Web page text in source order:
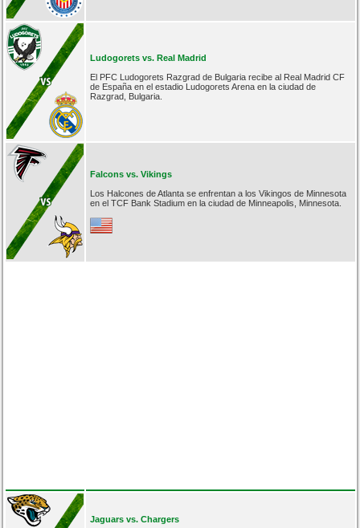
Ludogorets vs. Real Madrid
El PFC Ludogorets Razgrad de Bulgaria recibe al Real Madrid CF
de España en el estadio Ludogorets Arena en la ciudad de
Razgrad, Bulgaria.
Falcons vs. Vikings
Los Halcones de Atlanta se enfrentan a los Vikingos de Minnesota
en el TCF Bank Stadium en la ciudad de Minneapolis, Minnesota.
Jaguars vs. Chargers